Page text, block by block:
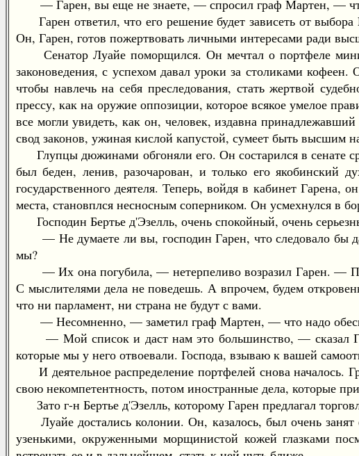
— Гарен, вы еще не знаете, — спросил граф Мартен, — что
Гарен ответил, что его решение будет зависеть от
Он, Гарен, готов пожертвовать личными интересами ради
Сенатор Луайе поморщился. Он мечтал о портфеле
законоведения, с успехом давал уроки за столиками
чтобы навлечь на себя преследования, стать жертвой
прессу, как на оружие оппозиции, которое всякое умелое
все могли увидеть, как он, человек, издавна
свод законов, ужиная кислой капустой, сумеет быть высшим
Глупцы дюжинами обгоняли его. Он состарился в сенате
был беден, ленив, разочарован, и только его якобинский
государственного деятеля. Теперь, войдя в кабинет
места, становплся несносным соперником. Он усмехнулся в
Господин Бертье д'Эзелль, очень спокойный, очень
— Не думаете ли вы, господин Гарен, что следовало бы
мы?
— Их она погубила, — нетерпеливо возразил Гарен. —
С мыслителями дела не поведешь. А впрочем, будем
что ни парламент, ни страна не будут с вами.
— Несомненно, — заметил граф Мартен, — что надо
— Мой список и даст нам это большинство, — сказал
которые мы у него отвоевали. Господа, взываю к вашей
И деятельное распределение портфелей снова началось.
свою некомпетентность, потом иностранные дела, которые
Зато г-н Бертье д'Эзелль, которому Гарен предлагал
Луайе достались колонии. Он, казалось, был очень занят
узенькими, окруженными морщинистой кожей глазками